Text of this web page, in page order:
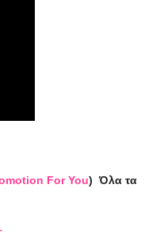
For You) Όλα τα